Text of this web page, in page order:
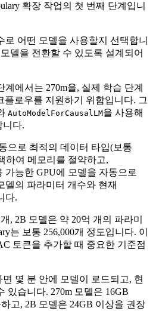
확장 작업의 첫 번째 단계입니
로 어떤 모델을 사용할지 선택합니
델을 전환할 수 있도록 설계되어
에서는 270m을, 실제 학습 단계
플로우를 지원하기 위함입니다. 그
AutoModelForCausalLM을 사용해
니다.
으로 최적의 데이터 타입(보통
하여 메모리를 절약하고,
가능한 GPU에 모델을 자동으로
델의 파라미터 개수와 현재
다.
, 2B 모델은 약 20억 개의 파라미
는 보통 256,000개 정도입니다. 이
토큰을 추가할 때 중요한 기준점
몇 분 안에 모델이 로드되고, 현
있습니다. 270m 모델은 16GB
고, 2B 모델은 24GB 이상을 권장